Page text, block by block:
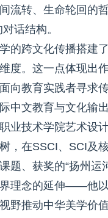
流转、生命轮回的
话结构。
的跨文化传播搭建
度。这一点体现
向教育实践者寻求
中文教育与文化输
业技术学院艺术设
，在SSCI、SCI及
题、获奖的“扬州
理念的延伸——他
野推动中华美学价